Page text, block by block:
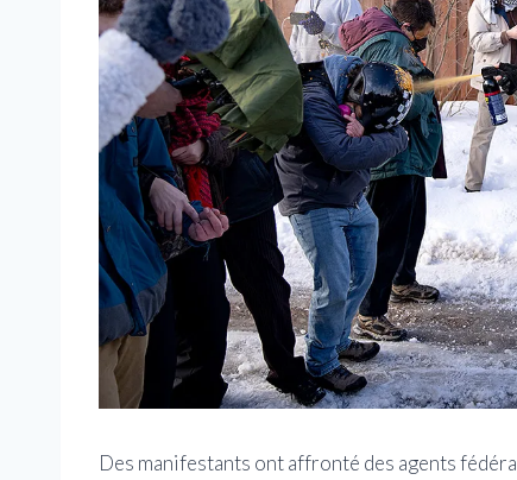
Des manifestants ont affronté des agents